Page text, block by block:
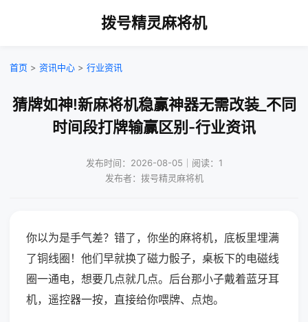
拨号精灵麻将机
首页 > 资讯中心 > 行业资讯
猜牌如神!新麻将机稳赢神器无需改装_不同
时间段打牌输赢区别-行业资讯
发布时间：2026-08-05｜阅读：1
发布者：拨号精灵麻将机
你以为是手气差？错了，你坐的麻将机，底板里埋满
了铜线圈！他们早就换了磁力骰子，桌板下的电磁线
圈一通电，想要几点就几点。后台那小子戴着蓝牙耳
机，遥控器一按，直接给你喂牌、点炮。